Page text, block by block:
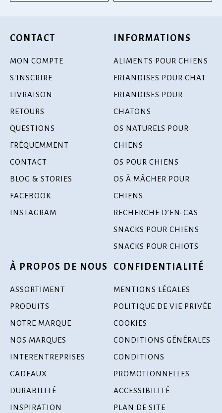
CONTACT
MON COMPTE
S'INSCRIRE
LIVRAISON
RETOURS
QUESTIONS
FRÉQUEMMENT
CONTACT
BLOG & STORIES
FACEBOOK
INSTAGRAM
INFORMATIONS
ALIMENTS POUR CHIENS
FRIANDISES POUR CHAT
FRIANDISES POUR
CHATONS
OS NATURELS POUR
CHIENS
OS POUR CHIENS
OS À MÂCHER POUR
CHIENS
RECHERCHE D’EN-CAS
SNACKS POUR CHIENS
SNACKS POUR CHIOTS
À PROPOS DE NOUS
ASSORTIMENT
PRODUITS
NOTRE MARQUE
NOS MARQUES
INTERENTREPRISES
CADEAUX
DURABILITÉ
INSPIRATION
CONFIDENTIALITÉ
MENTIONS LÉGALES
POLITIQUE DE VIE PRIVÉE
COOKIES
CONDITIONS GÉNÉRALES
CONDITIONS
PROMOTIONNELLES
ACCESSIBILITÉ
PLAN DE SITE